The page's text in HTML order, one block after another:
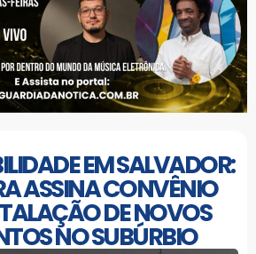
EM SALVADOR:
ASSINA CONVÊNIO
DE NOVOS
NO SUBÚRBIO